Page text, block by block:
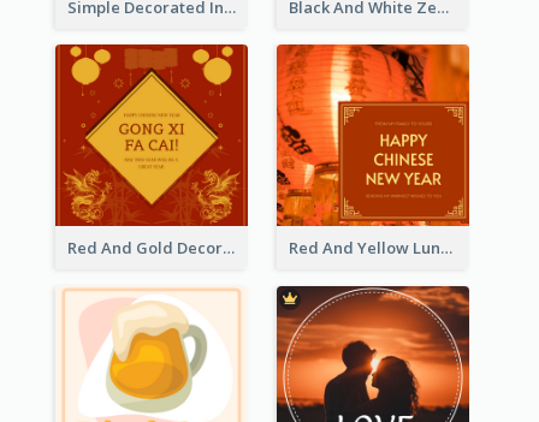
Simple Decorated Instagram Post Of Chinese New Year Black And White Zebra World Wildlife Day Instagram Post
Red And Gold Decoration Lunar New Year Instagram Post Red And Yellow Lunar New Year Instagram Post